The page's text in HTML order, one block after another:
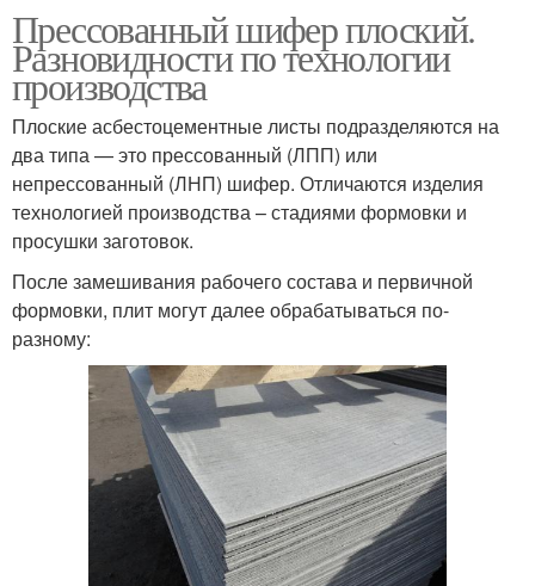
Прессованный шифер плоский.
Разновидности по технологии
производства
Плоские асбестоцементные листы подразделяются на
два типа — это прессованный (ЛПП) или
непрессованный (ЛНП) шифер. Отличаются изделия
технологией производства – стадиями формовки и
просушки заготовок.
После замешивания рабочего состава и первичной
формовки, плит могут далее обрабатываться по-
разному: